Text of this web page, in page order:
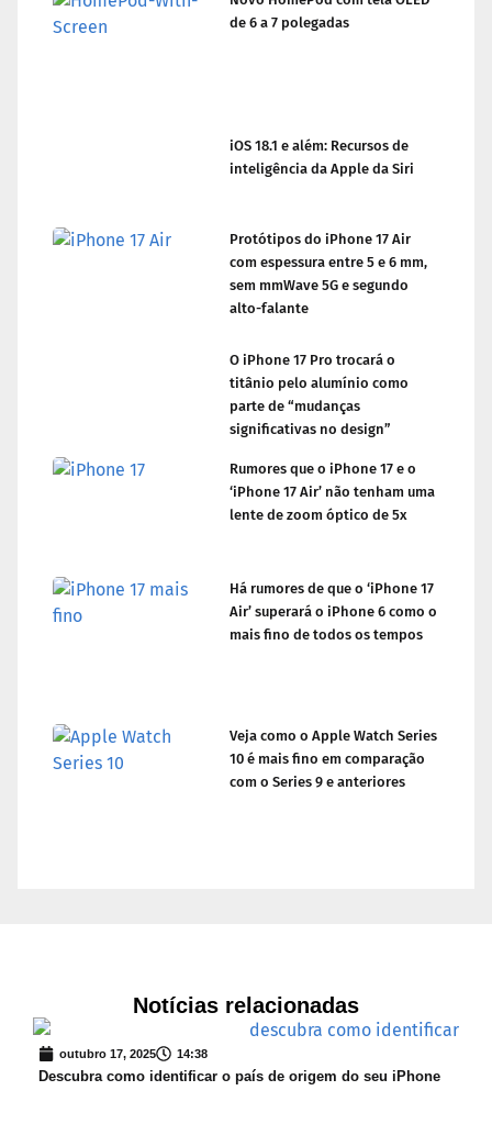
de 6 a 7 polegadas
iOS 18.1 e além: Recursos de
inteligência da Apple da Siri
Protótipos do iPhone 17 Air
com espessura entre 5 e 6 mm,
sem mmWave 5G e segundo
alto-falante
O iPhone 17 Pro trocará o
titânio pelo alumínio como
parte de “mudanças
significativas no design”
Rumores que o iPhone 17 e o
‘iPhone 17 Air’ não tenham uma
lente de zoom óptico de 5x
Há rumores de que o ‘iPhone 17
Air’ superará o iPhone 6 como o
mais fino de todos os tempos
Veja como o Apple Watch Series
10 é mais fino em comparação
com o Series 9 e anteriores
Notícias relacionadas
outubro 17, 2025 14:38
Descubra como identificar o país de origem do seu iPhone